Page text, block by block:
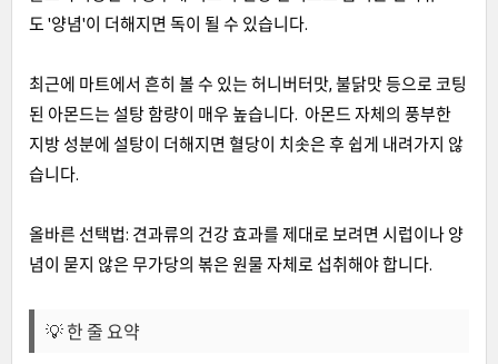
도 '양념'이 더해지면 독이 될 수 있습니다.
최근에 마트에서 흔히 볼 수 있는 허니버터맛, 불닭맛 등으로 코팅
된 아몬드는 설탕 함량이 매우 높습니다. 아몬드 자체의 풍부한
지방 성분에 설탕이 더해지면 혈당이 치솟은 후 쉽게 내려가지 않
습니다.
올바른 선택법: 견과류의 건강 효과를 제대로 보려면 시럽이나 양
념이 묻지 않은 무가당의 볶은 원물 자체로 섭취해야 합니다.
💡 한 줄 요약